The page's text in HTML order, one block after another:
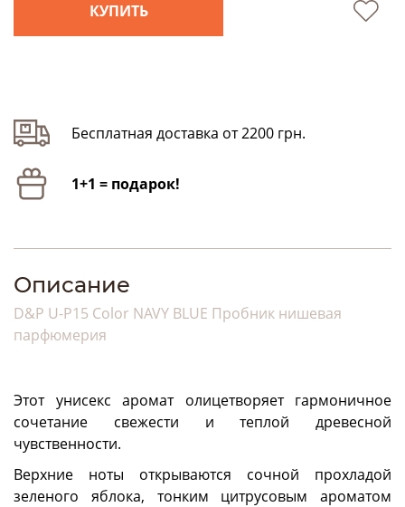
КУПИТЬ
Бесплатная доставка от 2200 грн.
1+1 = подарок!
Описание
D&P U-P15 Color NAVY BLUE Пробник нишевая
парфюмерия
Этот унисекс аромат олицетворяет гармоничное
сочетание свежести и теплой древесной
чувственности.
Верхние ноты открываются сочной прохладой
зеленого яблока, тонким цитрусовым ароматом